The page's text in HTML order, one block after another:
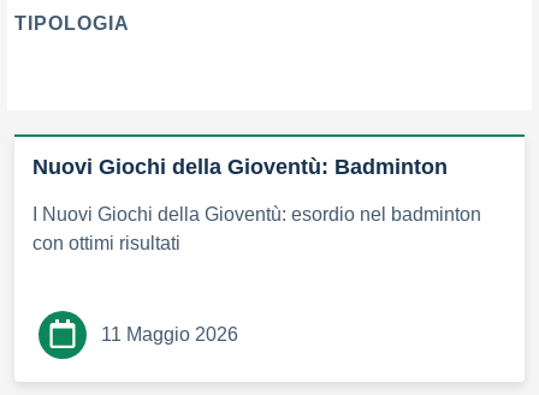
TIPOLOGIA
Nuovi Giochi della Gioventù: Badminton
I Nuovi Giochi della Gioventù: esordio nel badminton
con ottimi risultati
11 Maggio 2026